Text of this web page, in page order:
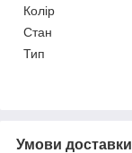
Колір
Стан
Тип
Умови доставки